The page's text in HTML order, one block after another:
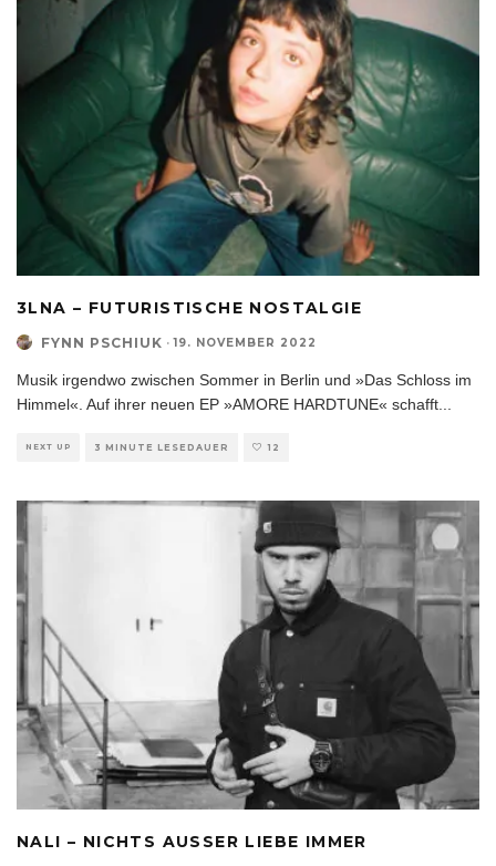
3LNA – FUTURISTISCHE NOSTALGIE
FYNN PSCHIUK · 19. NOVEMBER 2022
Musik irgendwo zwischen Sommer in Berlin und »Das Schloss im
Himmel«. Auf ihrer neuen EP »AMORE HARDTUNE« schafft
NEXT UP 3 MINUTE LESEDAUER 12
NALI – NICHTS AUSSER LIEBE IMMER